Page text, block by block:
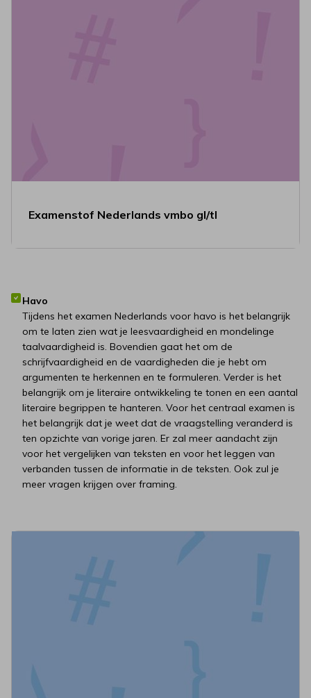
Examenstof Nederlands vmbo gl/tl
Havo
Tijdens het examen Nederlands voor havo is het belangrijk
om te laten zien wat je leesvaardigheid en mondelinge
taalvaardigheid is. Bovendien gaat het om de
schrijfvaardigheid en de vaardigheden die je hebt om
argumenten te herkennen en te formuleren. Verder is het
belangrijk om je literaire ontwikkeling te tonen en een aantal
literaire begrippen te hanteren. Voor het centraal examen is
het belangrijk dat je weet dat de vraagstelling veranderd is
ten opzichte van vorige jaren. Er zal meer aandacht zijn
voor het vergelijken van teksten en voor het leggen van
verbanden tussen de informatie in de teksten. Ook zul je
meer vragen krijgen over framing.